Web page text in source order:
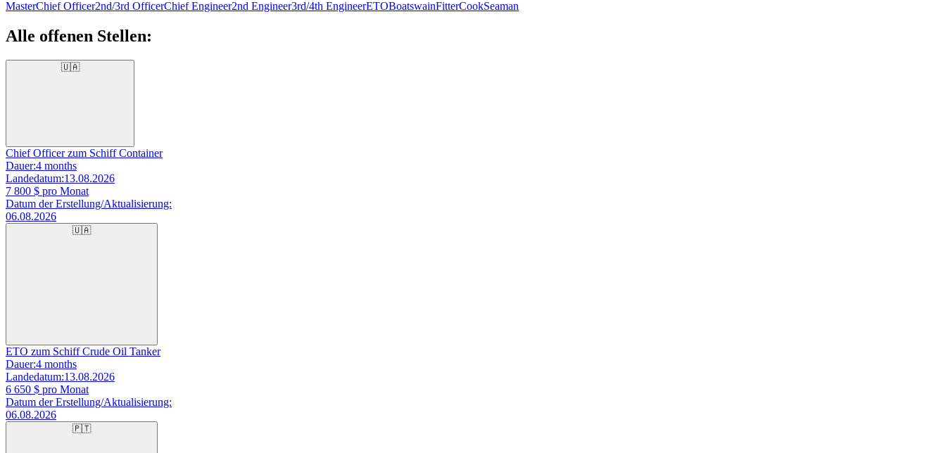
MasterChief Officer2nd/3rd OfficerChief Engineer2nd Engineer3rd/4th EngineerETOBoatswainFitterCookSeaman
Alle offenen Stellen:
🇺🇦
Chief Officer zum Schiff Container
Dauer:4 months
Landedatum:13.08.2026
7 800 $ pro Monat
Datum der Erstellung/Aktualisierung:
06.08.2026
🇺🇦
ETO zum Schiff Crude Oil Tanker
Dauer:4 months
Landedatum:13.08.2026
6 650 $ pro Monat
Datum der Erstellung/Aktualisierung:
06.08.2026
🇵🇹